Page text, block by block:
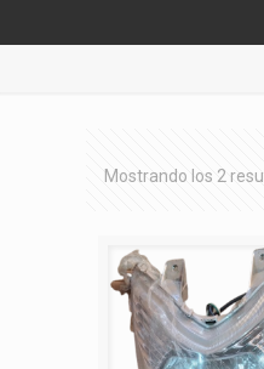
Mostrando los 2